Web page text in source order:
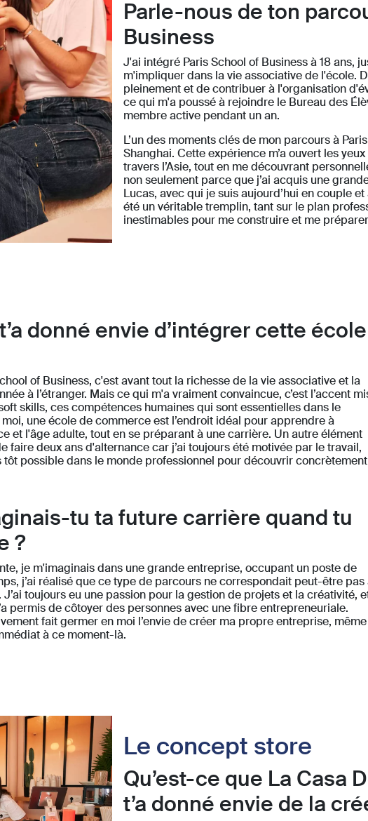
Parle-nous de ton
Business
J'ai intégré Paris School of Business à 18 ans,
m'impliquer dans la vie associative de l'école.
pleinement et de contribuer à l'organisation
ce qui m'a poussé à rejoindre le Bureau des
membre active pendant un an.
L’un des moments clés de mon parcours à
Shanghai. Cette expérience m’a ouvert les
travers l’Asie, tout en me découvrant
non seulement parce que j’ai acquis une
Lucas, avec qui je suis aujourd’hui en couple
été un véritable tremplin, tant sur le plan
inestimables pour me construire et me préparer
donné envie d’intégrer cette école
of Business, c'est avant tout la richesse de la vie associative et la
à l’étranger. Mais ce qui m'a vraiment convaincue, c’est l’accent
skills, ces compétences humaines qui sont essentielles dans le
une école de commerce est l’endroit idéal pour apprendre à
et l'âge adulte, tout en se préparant à une carrière. Un autre élément
faire deux ans d'alternance car j’ai toujours été motivée par le travail,
possible dans le monde professionnel pour découvrir concrètement
tu ta future carrière quand tu
?
je m'imaginais dans une grande entreprise, occupant un poste de
j’ai réalisé que ce type de parcours ne correspondait peut-être pas
toujours eu une passion pour la gestion de projets et la créativité,
permis de côtoyer des personnes avec une fibre entrepreneuriale.
fait germer en moi l’envie de créer ma propre entreprise, même
à ce moment-là.
Le concept store
Qu’est-ce que La Casa
t’a donné envie de la